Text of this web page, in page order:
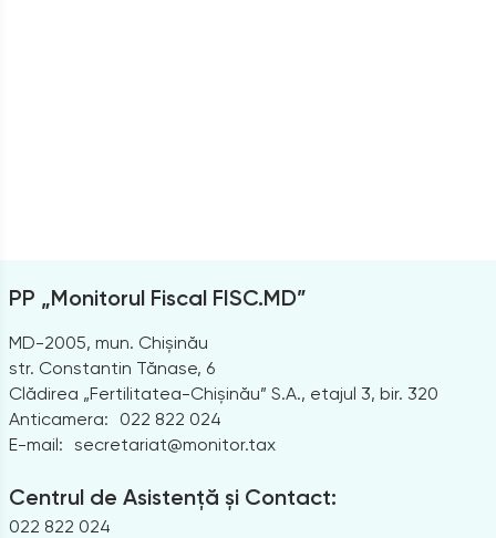
PP „Monitorul Fiscal FISC.MD”
MD-2005, mun. Chișinău
str. Constantin Tănase, 6
Clădirea „Fertilitatea-Chișinău” S.A., etajul 3, bir. 320
Anticamera:
022 822 024
E-mail: secretariat@monitor.tax
Centrul de Asistență și Contact:
022 822 024